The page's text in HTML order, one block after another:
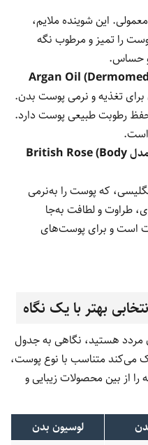
این شوینده ملایم،
را تمیز و مرطوب نگه
حساس.
تغذیه و نرمی پوست بدن.
حفظ رطوبت طبیعی پوست دارد.
است.
فوم شستشوی بدن بادی شاپ مدل British Rose (Body
که پوست را به‌نرمی
طراوت و لطافت به‌جا
است و برای پوست‌های
بهتر با یک نگاه
مردد هستید، نگاهی به جدول
می‌کند متناسب با نوع پوست،
از بین محصولات زیبایی و
لوسیون بدن